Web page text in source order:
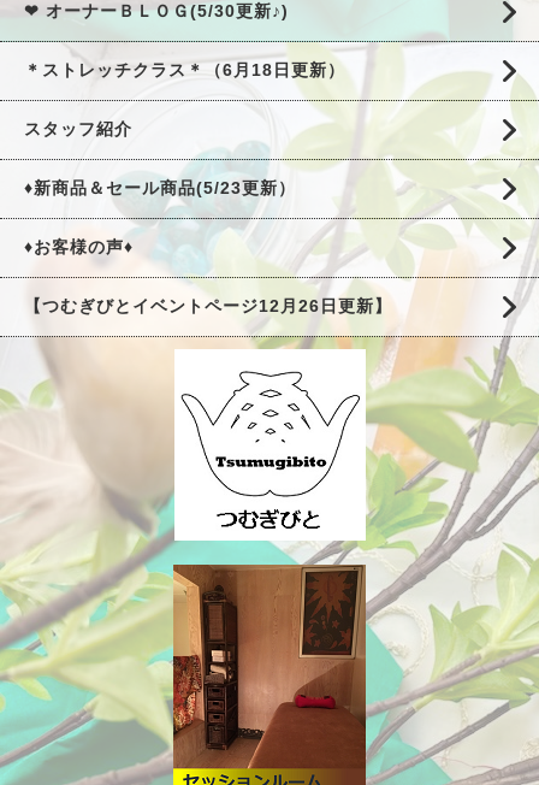
❤ オーナーＢＬＯＧ(5/30更新♪)
＊ストレッチクラス＊（6月18日更新）
スタッフ紹介
♦新商品＆セール商品(5/23更新）
♦お客様の声♦
【つむぎびとイベントページ12月26日更新】